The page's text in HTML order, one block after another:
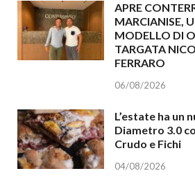
APRE
MARCIANISE,
MODELLO DI
TARGATA
FERRARO
06/08/2026
L’estate ha un
Diametro 3.0
Crudo e Fichi
04/08/2026